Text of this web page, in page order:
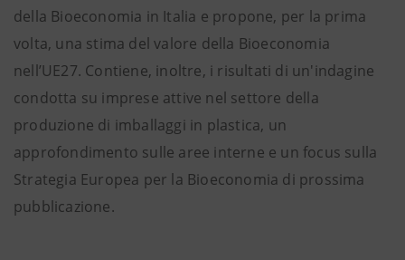
della Bioeconomia in Italia e propone, per la prima
volta, una stima del valore della Bioeconomia
nell’UE27. Contiene, inoltre, i risultati di un'indagine
condotta su imprese attive nel settore della
produzione di imballaggi in plastica, un
approfondimento sulle aree interne e un focus sulla
Strategia Europea per la Bioeconomia di prossima
pubblicazione.